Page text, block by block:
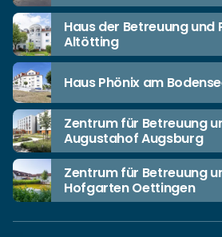
Haus der Betreuung und
Altötting
Haus Phönix am
Zentrum für Betreuung
Augustahof Augsburg
Zentrum für Betreuung
Hofgarten Oettingen